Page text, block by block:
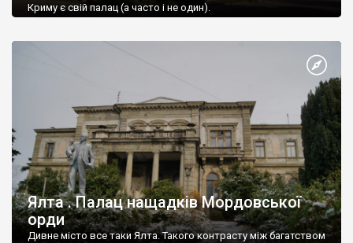
Криму є свій палац (а часто і не один).
Ялта . Палац нащадків Мордовської
орди
Дивне місто все таки Ялта. Такого контрасту між багатством